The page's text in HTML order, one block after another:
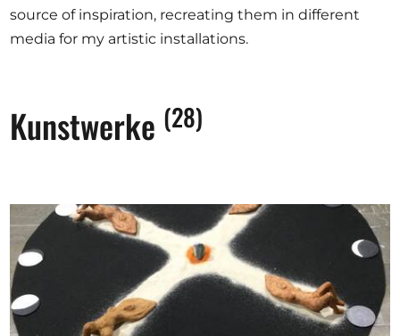
source of inspiration, recreating them in different
media for my artistic installations.
Kunstwerke (28)